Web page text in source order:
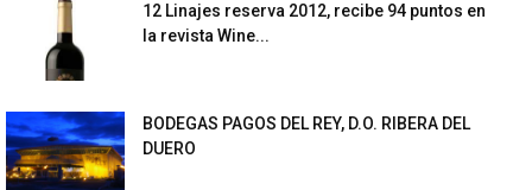
12 Linajes reserva 2012, recibe 94 puntos en
la revista Wine...
BODEGAS PAGOS DEL REY, D.O. RIBERA DEL
DUERO